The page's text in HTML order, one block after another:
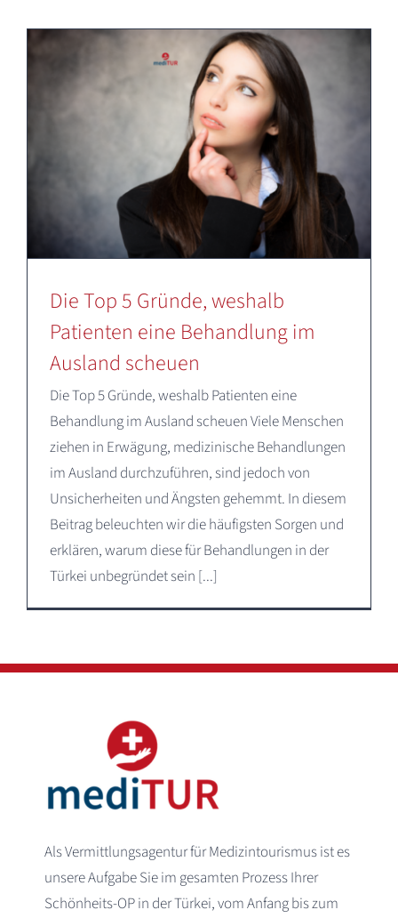
Die Top 5 Gründe, weshalb
Patienten eine Behandlung im
Ausland scheuen
Die Top 5 Gründe, weshalb Patienten eine
Behandlung im Ausland scheuen Viele Menschen
ziehen in Erwägung, medizinische Behandlungen
im Ausland durchzuführen, sind jedoch von
Unsicherheiten und Ängsten gehemmt. In diesem
Beitrag beleuchten wir die häufigsten Sorgen und
erklären, warum diese für Behandlungen in der
Türkei unbegründet sein [...]
Als Vermittlungsagentur für Medizintourismus ist es
unsere Aufgabe Sie im gesamten Prozess Ihrer
Schönheits-OP in der Türkei, vom Anfang bis zum